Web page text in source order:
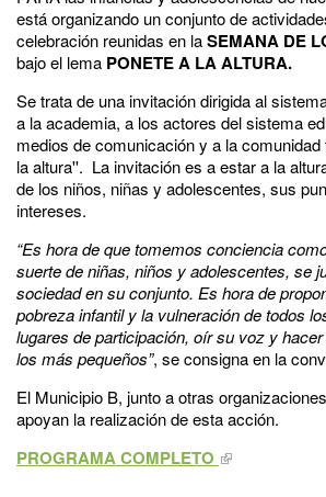
está organizando un conjunto de
celebración reunidas en laSEMANA DE
bajo el lema PONETE A LA ALTURA.
Se trata de una invitación dirigida al
a la academia, a los actores del sistema
medios de comunicación y a la comunidad
la altura''. La invitación es a estar a la
de los niños, niñas y adolescentes, sus
intereses.
“Es hora de que tomemos conciencia
suerte de niñas, niños y adolescentes, se
sociedad en su conjunto. Es hora de
pobreza infantil y la vulneración de todos
lugares de participación, oír su voz y
los más pequeños”, se consigna en la
El Municipio B, junto a otras
apoyan la realización de esta acción.
PROGRAMA COMPLETO